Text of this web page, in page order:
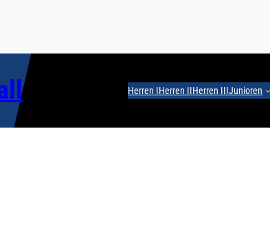
Herren IHerren IIHerren IIIJunioren